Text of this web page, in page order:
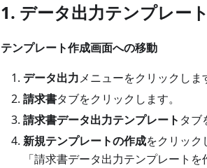
1. データ出力テンプレー
テンプレート作成画面への移動
データ出力メニューをクリックしま
請求書タブをクリックします。
請求書データ出力テンプレート タブ
新規テンプレートの作成をクリック
「請求書データ出力テンプレート